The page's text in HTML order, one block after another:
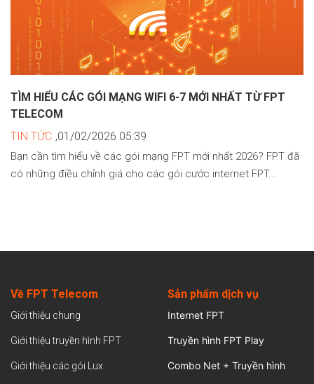
TÌM HIỂU CÁC GÓI MẠNG WIFI 6-7 MỚI NHẤT TỪ FPT
TELECOM
TIN TỨC ,01/02/2026 05:39
Bạn cần tìm hiểu về các gói mạng FPT mới nhất 2026? FPT đã
có những điều chỉnh giá cho các gói cước internet FPT...
Về FPT Telecom
Giới thiệu chung
Giới thiệu truyền hình FPT
Giới thiệu các gói Lux
Sản phẩm dịch vụ
Internet FPT
Truyền hình FPT Play
Combo Net + Truyền hình